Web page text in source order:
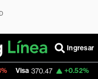
Ingresar
+0.52% MercadoLibre